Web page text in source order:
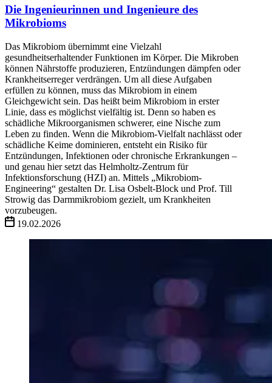
Die Ingenieurinnen und Ingenieure des
Mikrobioms
Das Mikrobiom übernimmt eine Vielzahl
gesundheitserhaltender Funktionen im Körper. Die Mikroben
können Nährstoffe produzieren, Entzündungen dämpfen oder
Krankheitserreger verdrängen. Um all diese Aufgaben
erfüllen zu können, muss das Mikrobiom in einem
Gleichgewicht sein. Das heißt beim Mikrobiom in erster
Linie, dass es möglichst vielfältig ist. Denn so haben es
schädliche Mikroorganismen schwerer, eine Nische zum
Leben zu finden. Wenn die Mikrobiom-Vielfalt nachlässt oder
schädliche Keime dominieren, entsteht ein Risiko für
Entzündungen, Infektionen oder chronische Erkrankungen –
und genau hier setzt das Helmholtz-Zentrum für
Infektionsforschung (HZI) an. Mittels „Mikrobiom-
Engineering“ gestalten Dr. Lisa Osbelt-Block und Prof. Till
Strowig das Darmmikrobiom gezielt, um Krankheiten
vorzubeugen.
19.02.2026